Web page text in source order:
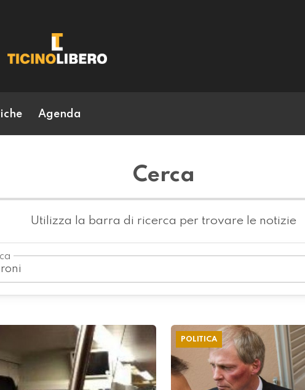
Agenda
Cerca
Utilizza la barra di ricerca per trovare le notizie
POLITICA